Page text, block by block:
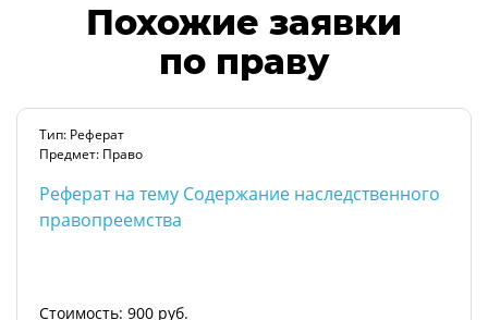
Похожие заявки
по праву
Тип: Реферат
Предмет: Право
Реферат на тему Содержание наследственного
правопреемства
Стоимость: 900 руб.